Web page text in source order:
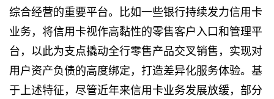
综合经营的重要平台。比如一些银行持续发力信用卡
业务，将信用卡视作高黏性的零售客户入口和管理平
台，以此为支点撬动全行零售产品交叉销售，实现对
用户资产负债的高度绑定，打造差异化服务体验。基
于上述特征，尽管近年来信用卡业务发展放缓，部分